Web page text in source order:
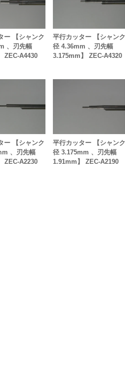
ー 【シャンク
、刃先幅
ZEC-A4430
平行カッター 【シャンク
径 4.36mm 、刃先幅
3.175mm】 ZEC-A4320
ー 【シャンク
、刃先幅
ZEC-A2230
平行カッター 【シャンク
径 3.175mm 、刃先幅
1.91mm】 ZEC-A2190